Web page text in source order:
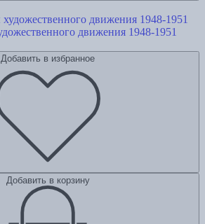
движения 1948-1951
Добавить в избранное
Добавить в корзину